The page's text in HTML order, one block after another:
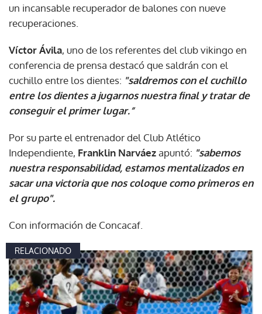
un incansable recuperador de balones con nueve
recuperaciones.
Víctor Ávila, uno de los referentes del club vikingo en
conferencia de prensa destacó que saldrán con el
cuchillo entre los dientes: "saldremos con el cuchillo
entre los dientes a jugarnos nuestra final y tratar de
conseguir el primer lugar.”
Por su parte el entrenador del Club Atlético
Independiente, Franklin Narváezapuntó: "sabemos
nuestra responsabilidad, estamos mentalizados en
sacar una victoria que nos coloque como primeros en
el grupo".
Con información de Concacaf.
RELACIONADO